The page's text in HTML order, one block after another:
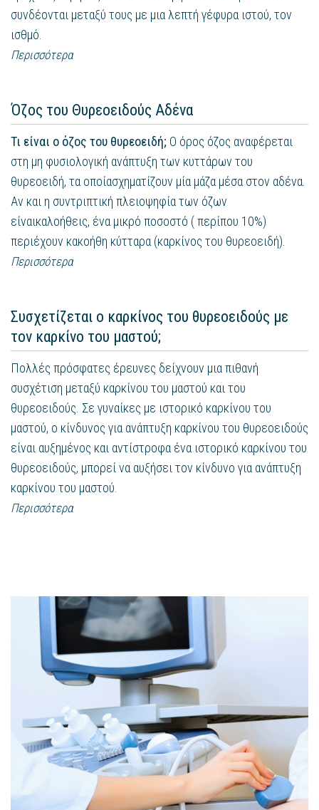
συνδέονται μεταξύ τους με μια λεπτή γέφυρα ιστού, τον
ισθμό.
Περισσότερα
Όζος του Θυρεοειδούς Αδένα
Τι είναι ο όζος του θυρεοειδή; Ο όρος όζος αναφέρεται
στη μη φυσιολογική ανάπτυξη των κυττάρων του
θυρεοειδή, τα οποίασχηματίζουν μία μάζα μέσα στον αδένα.
Αν και η συντριπτική πλειοψηφία των όζων
είναικαλοήθεις, ένα μικρό ποσοστό ( περίπου 10%)
περιέχουν κακοήθη κύτταρα (καρκίνος του θυρεοειδή).
Περισσότερα
Συσχετίζεται ο καρκίνος του θυρεοειδούς με
τον καρκίνο του μαστού;
Πολλές πρόσφατες έρευνες δείχνουν μια πιθανή
συσχέτιση μεταξύ καρκίνου του μαστού και του
θυρεοειδούς. Σε γυναίκες με ιστορικό καρκίνου του
μαστού, ο κίνδυνος για ανάπτυξη καρκίνου του θυρεοειδούς
είναι αυξημένος και αντίστροφα ένα ιστορικό καρκίνου του
θυρεοειδούς, μπορεί να αυξήσει τον κίνδυνο για ανάπτυξη
καρκίνου του μαστού.
Περισσότερα